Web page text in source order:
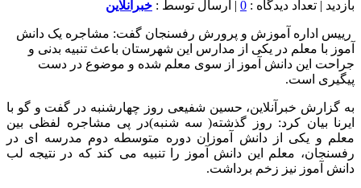
بازدید | تعداد دیدگاه : 0 | ارسال توسط : خبرآنلاین
رییس اداره آموزش و پرورش رفسنجان گفت: مشاجره یک دانش
آموز با معلم در یکی از مدارس این شهرستان باعث تنبیه بدنی و
جراحت این دانش آموز از سوی معلم شده و موضوع در دست
پیگیری است.
به گزارش خبرآنلاین، حسین شفیعی روز چهارشنبه در گفت و گو با
ایرنا بیان کرد: روز گذشته( سه شنبه)در پی مشاجره لفظی بین
معلم و یکی از دانش آموزان دوره متوسطه دوم مدرسه ای در
رفسنجان، معلم این دانش آموز را تنبیه می کند که در نتیجه لب
دانش آموز نیز زخم برداشت.